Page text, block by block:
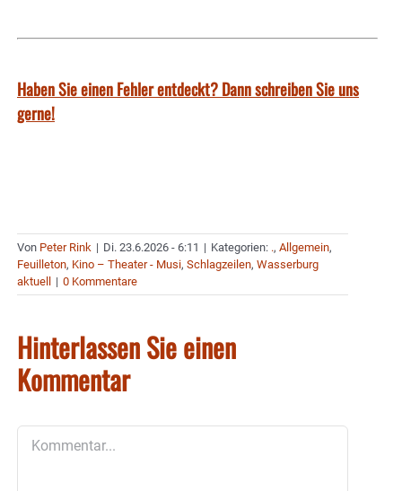
Haben Sie einen Fehler entdeckt? Dann schreiben Sie uns
gerne!
Von Peter Rink | Di. 23.6.2026 - 6:11 | Kategorien: ., Allgemein,
Feuilleton, Kino – Theater - Musi, Schlagzeilen, Wasserburg
aktuell
| 0 Kommentare
Hinterlassen Sie einen
Kommentar